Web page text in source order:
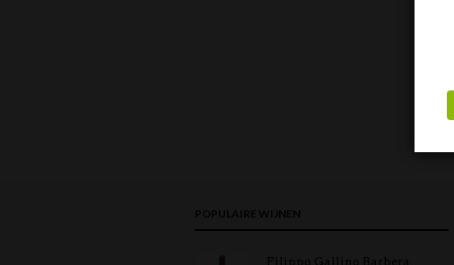
POPULAIRE WIJNEN
Filippo Gallino Barbera